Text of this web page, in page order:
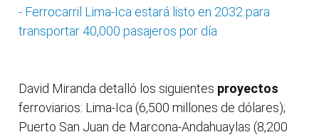
- Ferrocarril Lima-Ica estará listo en 2032 para
transportar 40,000 pasajeros por día
David Miranda detalló los siguientes proyectos
ferroviarios: Lima-Ica (6,500 millones de dólares);
Puerto San Juan de Marcona-Andahuaylas (8,200